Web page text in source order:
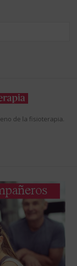
de la fisioterapia.